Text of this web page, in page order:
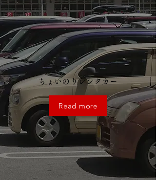
ちょいのりレンタカー
Read more